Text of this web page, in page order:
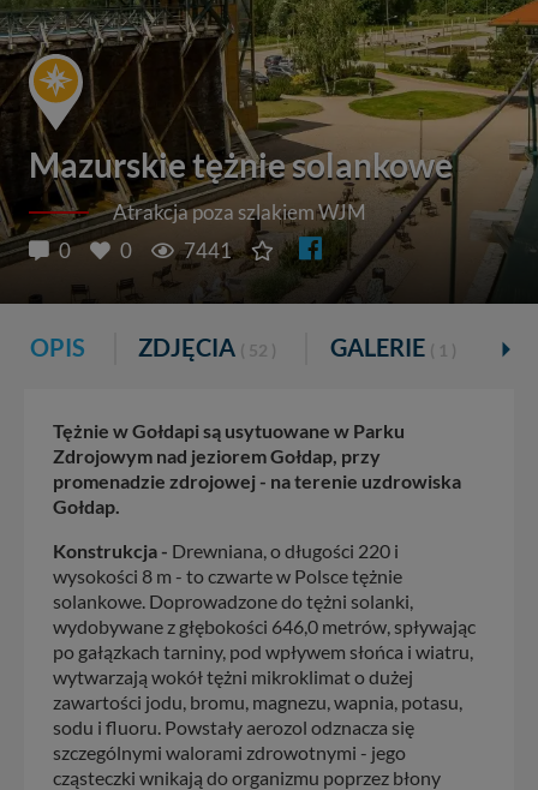
Mazurskie tężnie solankowe
Atrakcja poza szlakiem WJM
0
0 7441
OPIS ZDJĘCIA ( 52 ) GALERIE ( 1 )
Tężnie w Gołdapi są usytuowane w Parku
Zdrojowym nad jeziorem Gołdap, przy
promenadzie zdrojowej - na terenie uzdrowiska
Gołdap.
Konstrukcja - Drewniana, o długości 220 i
wysokości 8 m - to czwarte w Polsce tężnie
solankowe. Doprowadzone do tężni solanki,
wydobywane z głębokości 646,0 metrów, spływając
po gałązkach tarniny, pod wpływem słońca i wiatru,
wytwarzają wokół tężni mikroklimat o dużej
zawartości jodu, bromu, magnezu, wapnia, potasu,
sodu i fluoru. Powstały aerozol odznacza się
szczególnymi walorami zdrowotnymi - jego
cząsteczki wnikają do organizmu poprzez błony